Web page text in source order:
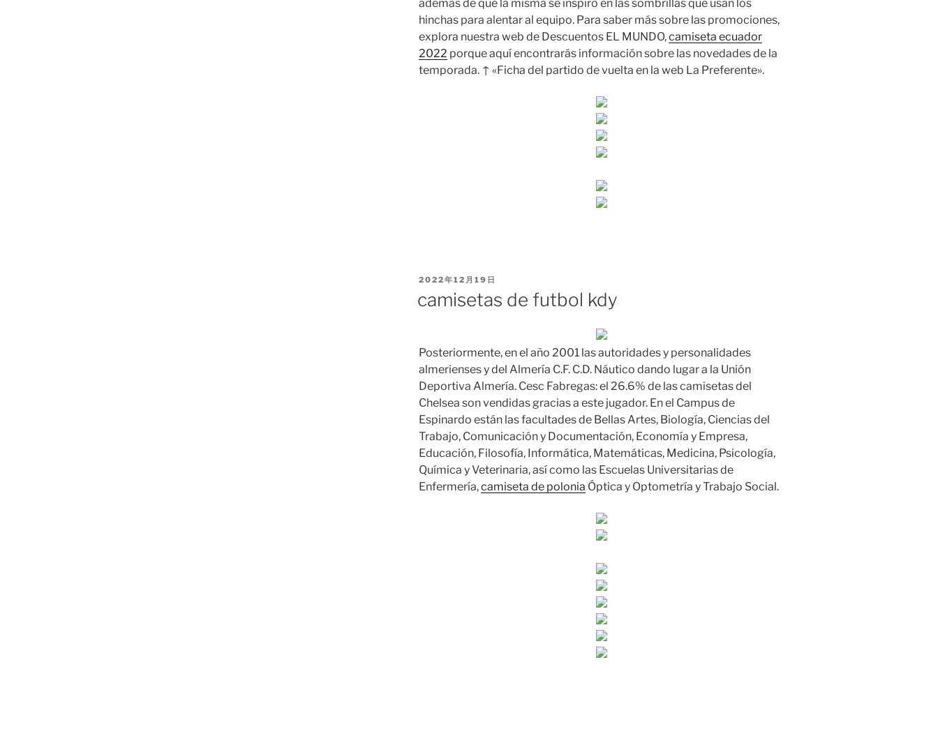
además de que la misma se inspiró en las sombrillas que usan los
hinchas para alentar al equipo. Para saber más sobre las promociones,
explora nuestra web de Descuentos EL MUNDO,camiseta ecuador
2022 porque aquí encontrarás información sobre las novedades de la
temporada. ↑ «Ficha del partido de vuelta en la web La Preferente».
PUBLICADO
2022年12月19日
camisetas de futbol kdy
Posteriormente, en el año 2001 las autoridades y personalidades
almerienses y del Almería C.F. C.D. Náutico dando lugar a la Unión
Deportiva Almería. Cesc Fabregas: el 26.6% de las camisetas del
Chelsea son vendidas gracias a este jugador. En el Campus de
Espinardo están las facultades de Bellas Artes, Biología, Ciencias del
Trabajo, Comunicación y Documentación, Economía y Empresa,
Educación, Filosofía, Informática, Matemáticas, Medicina, Psicología,
Química y Veterinaria, así como las Escuelas Universitarias de
Enfermería,camiseta de polonia Óptica y Optometría y Trabajo Social.